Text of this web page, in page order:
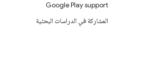
Google Play support
المشاركة في الدراسات البحثية